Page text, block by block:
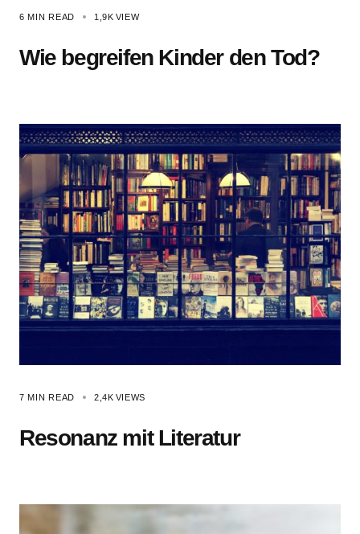
6 MIN READ 1,9K VIEW
Wie begreifen Kinder den Tod?
7 MIN READ 2,4K VIEWS
Resonanz mit Literatur